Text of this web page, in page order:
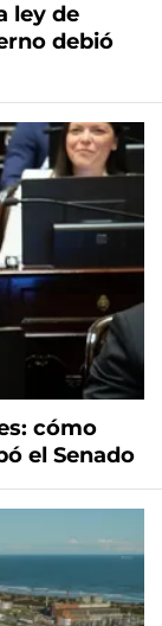
ley de
debió
cómo
el Senado